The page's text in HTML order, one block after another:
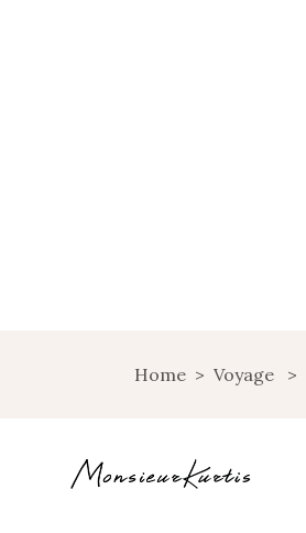
Home > Voyage >